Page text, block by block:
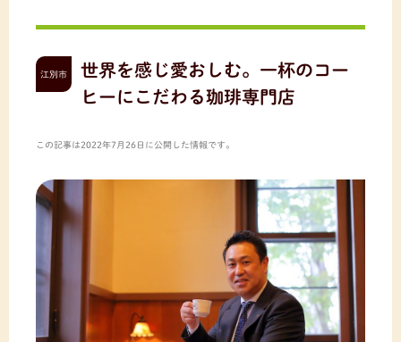
江別市
世界を感じ愛おしむ。一杯のコー
ヒーにこだわる珈琲専門店
この記事は2022年7月26日に公開した情報です。